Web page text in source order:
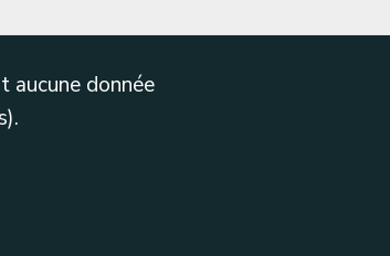
aucune donnée